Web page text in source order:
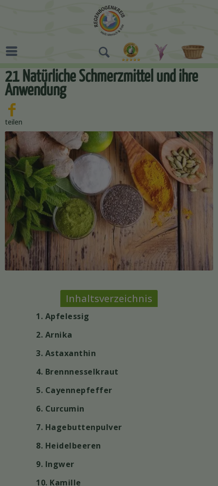
21 Natürliche Schmerzmittel und ihre
Anwendung
teilen
Inhaltsverzeichnis
1. Apfelessig
2. Arnika
3. Astaxanthin
4. Brennnesselkraut
5. Cayennepfeffer
6. Curcumin
7. Hagebuttenpulver
8. Heidelbeeren
9. Ingwer
10. Kamille